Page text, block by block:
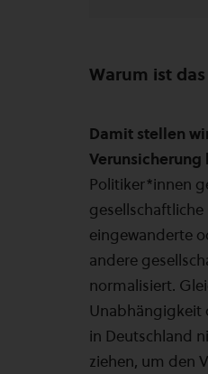
Warum ist
Damit stellen
Verunsicherung
Politiker*innen
eingewanderte
andere
normalisiert.
Unabhängigkeit
in Deutschland
ziehen, um den